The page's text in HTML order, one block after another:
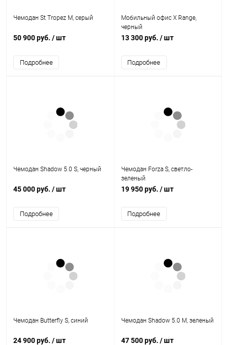
Чемодан St Tropez M, серый
50 900 руб. / шт
Подробнее
Мобильный офис X Range,
черный
13 300 руб. / шт
Подробнее
Чемодан Shadow 5.0 S, черный
45 000 руб. / шт
Подробнее
Чемодан Forza S, светло-
зеленый
19 950 руб. / шт
Подробнее
Чемодан Butterfly S, синий
24 900 руб. / шт
Чемодан Shadow 5.0 M, зеленый
47 500 руб. / шт